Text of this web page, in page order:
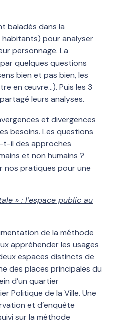
baladés dans la
habitants) pour analyser
personnage. La
quelques questions
bien et pas bien, les
en œuvre…). Puis les 3
leurs analyses.
et divergences
besoins. Les questions
t-il des approches
et non humains ?
nos pratiques pour une
» : l’espace public au
de la méthode
appréhender les usages
espaces distincts de
des places principales du
d’un quartier
Politique de la Ville. Une
et d’enquête
sur la méthode